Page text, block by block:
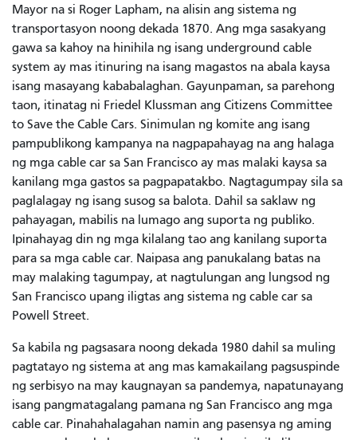
Mayor na si Roger Lapham, na alisin ang sistema ng
transportasyon noong dekada 1870. Ang mga sasakyang
gawa sa kahoy na hinihila ng isang underground cable
system ay mas itinuring na isang magastos na abala kaysa
isang masayang kababalaghan. Gayunpaman, sa parehong
taon, itinatag ni Friedel Klussman ang Citizens Committee
to Save the Cable Cars. Sinimulan ng komite ang isang
pampublikong kampanya na nagpapahayag na ang halaga
ng mga cable car sa San Francisco ay mas malaki kaysa sa
kanilang mga gastos sa pagpapatakbo. Nagtagumpay sila sa
paglalagay ng isang susog sa balota. Dahil sa saklaw ng
pahayagan, mabilis na lumago ang suporta ng publiko.
Ipinahayag din ng mga kilalang tao ang kanilang suporta
para sa mga cable car. Naipasa ang panukalang batas na
may malaking tagumpay, at nagtulungan ang lungsod ng
San Francisco upang iligtas ang sistema ng cable car sa
Powell Street.
Sa kabila ng pagsasara noong dekada 1980 dahil sa muling
pagtatayo ng sistema at ang mas kamakailang pagsuspinde
ng serbisyo na may kaugnayan sa pandemya, napatunayang
isang pangmatagalang pamana ng San Francisco ang mga
cable car. Pinahahalagahan namin ang pasensya ng aming